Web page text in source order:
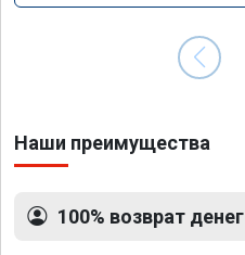
Наши преимущества
100% возврат денег